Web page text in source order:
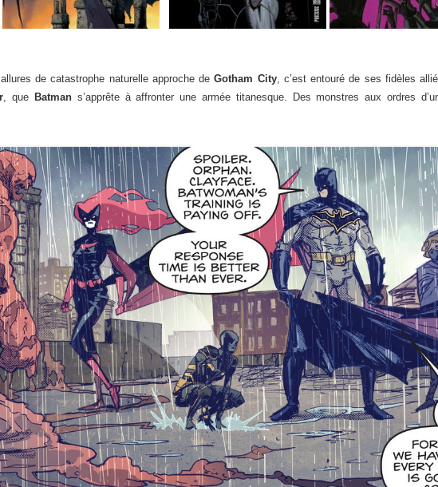
de catastrophe naturelle approche deGotham City, c’est entouré de ses fidèles
, que Batman s’apprête à affronter une armée titanesque. Des monstres aux ordres